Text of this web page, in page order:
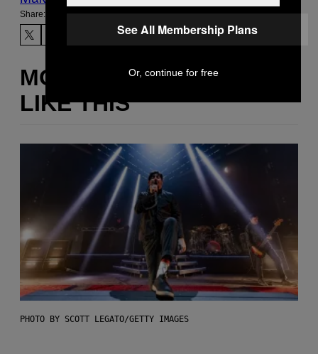
Share:
MORE
LIKE THIS
PHOTO BY SCOTT LEGATO/GETTY IMAGES
See All Membership Plans
Or, continue for free